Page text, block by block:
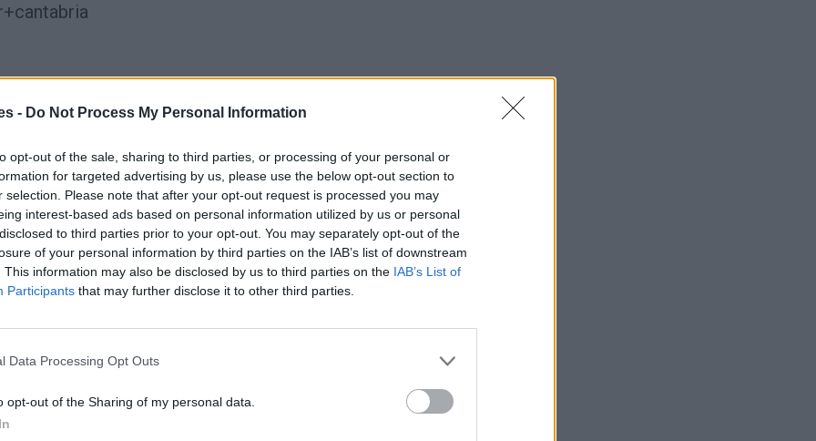
- Do Not Process My Personal Information
opt-out of the sale, sharing to third parties, or processing of your personal or
for targeted advertising by us, please use the below opt-out section to
selection. Please note that after your opt-out request is processed you may
interest-based ads based on personal information utilized by us or personal
to third parties prior to your opt-out. You may separately opt-out of the
of your personal information by third parties on the IAB’s list of downstream
This information may also be disclosed by us to third parties on the IAB’s List of
Participants that may further disclose it to other third parties.
Data Processing Opt Outs
opt-out of the Sharing of my personal data.